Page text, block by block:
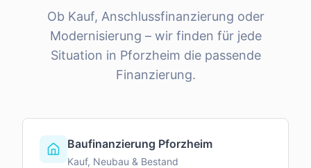
Ob Kauf, Anschlussfinanzierung oder
Modernisierung – wir finden für jede
Situation in Pforzheim die passende
Finanzierung.
Baufinanzierung Pforzheim
Kauf, Neubau & Bestand